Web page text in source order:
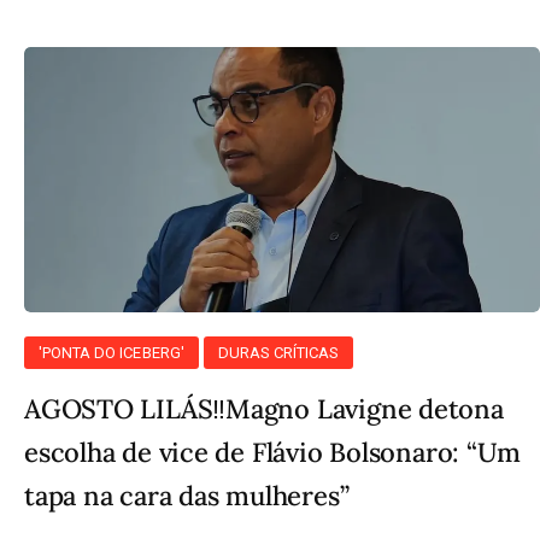
'PONTA DO ICEBERG' DURAS CRÍTICAS
AGOSTO LILÁS‼️Magno Lavigne detona
escolha de vice de Flávio Bolsonaro: “Um
tapa na cara das mulheres”